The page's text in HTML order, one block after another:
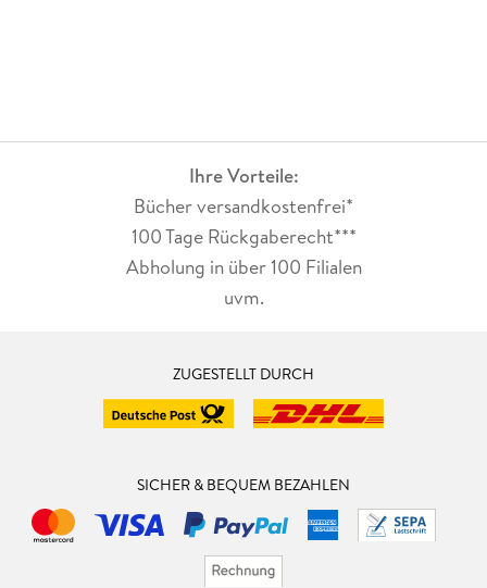
Ihre Vorteile:
Bücher versandkostenfrei*
100 Tage Rückgaberecht***
Abholung in über 100 Filialen
uvm.
ZUGESTELLT DURCH
SICHER & BEQUEM BEZAHLEN